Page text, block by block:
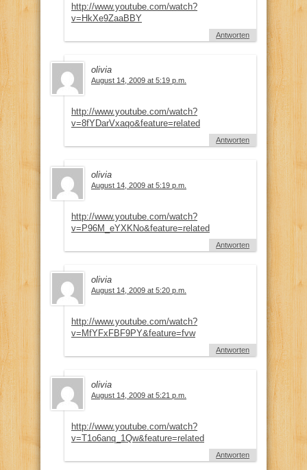
http://www.youtube.com/watch?
v=HkXe9ZaaBBY
Antworten
olivia
August 14, 2009 at 5:19 p.m.
http://www.youtube.com/watch?
v=8fYDarVxaqo&feature=related
Antworten
olivia
August 14, 2009 at 5:19 p.m.
http://www.youtube.com/watch?
v=P96M_eYXKNo&feature=related
Antworten
olivia
August 14, 2009 at 5:20 p.m.
http://www.youtube.com/watch?
v=MfYFxFBF9PY&feature=fvw
Antworten
olivia
August 14, 2009 at 5:21 p.m.
http://www.youtube.com/watch?
v=T1o6anq_1Qw&feature=related
Antworten